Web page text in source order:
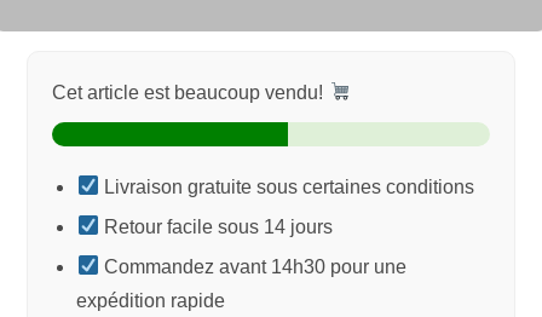
Cet article est beaucoup vendu!
Livraison gratuite sous certaines conditions
Retour facile sous 14 jours
Commandez avant 14h30 pour une
expédition rapide